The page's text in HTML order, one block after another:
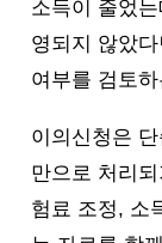
소득이 줄었
영되지 않았
여부를 검토
이의신청은
만으로 처리
험료 조정, 소